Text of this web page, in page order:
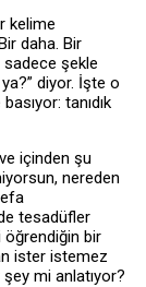
kelime
daha. Bir
sadece şekle
diyor. İşte o
tanıdık
içinden şu
nereden
tesadüfler
öğrendiğin bir
ister istemez
mi anlatıyor?